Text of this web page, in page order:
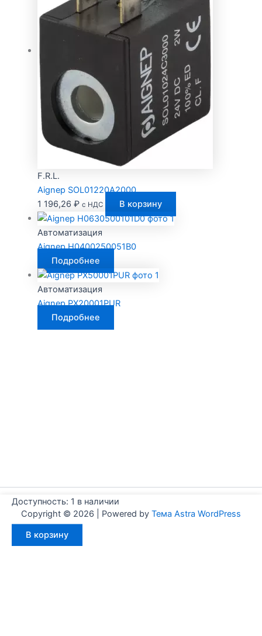
F.R.L.
Aignep SOL01220A2000
1 196,26 ₽ с НДС В корзину
Автоматизация
Aignep H0400250051B0
Подробнее
Автоматизация
Aignep PX20001PUR
Подробнее
Copyright © 2026 | Powered by Тема Astra WordPress
Доступность: 1 в наличии
товара
В корзину